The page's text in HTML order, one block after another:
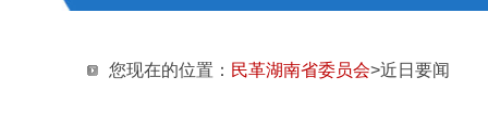
您现在的位置： 民革湖南省委员会>近日要闻